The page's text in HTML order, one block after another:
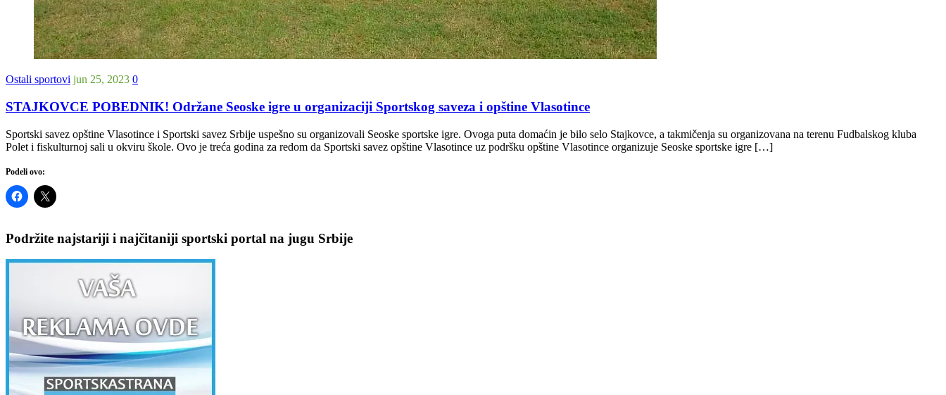
Ostali sportovi jun 25, 2023 0
STAJKOVCE POBEDNIK! Održane Seoske igre u organizaciji Sportskog saveza i opštine Vlasotince
Sportski savez opštine Vlasotince i Sportski savez Srbije uspešno su organizovali Seoske sportske igre. Ovoga puta domaćin je bilo selo Stajkovce, a takmičenja su organizovana na terenu Fudbalskog kluba
Polet i fiskulturnoj sali u okviru škole. Ovo je treća godina za redom da Sportski savez opštine Vlasotince uz podršku opštine Vlasotince organizuje Seoske sportske igre […]
Podeli ovo:
Podržite najstariji i najčitaniji sportski portal na jugu Srbije